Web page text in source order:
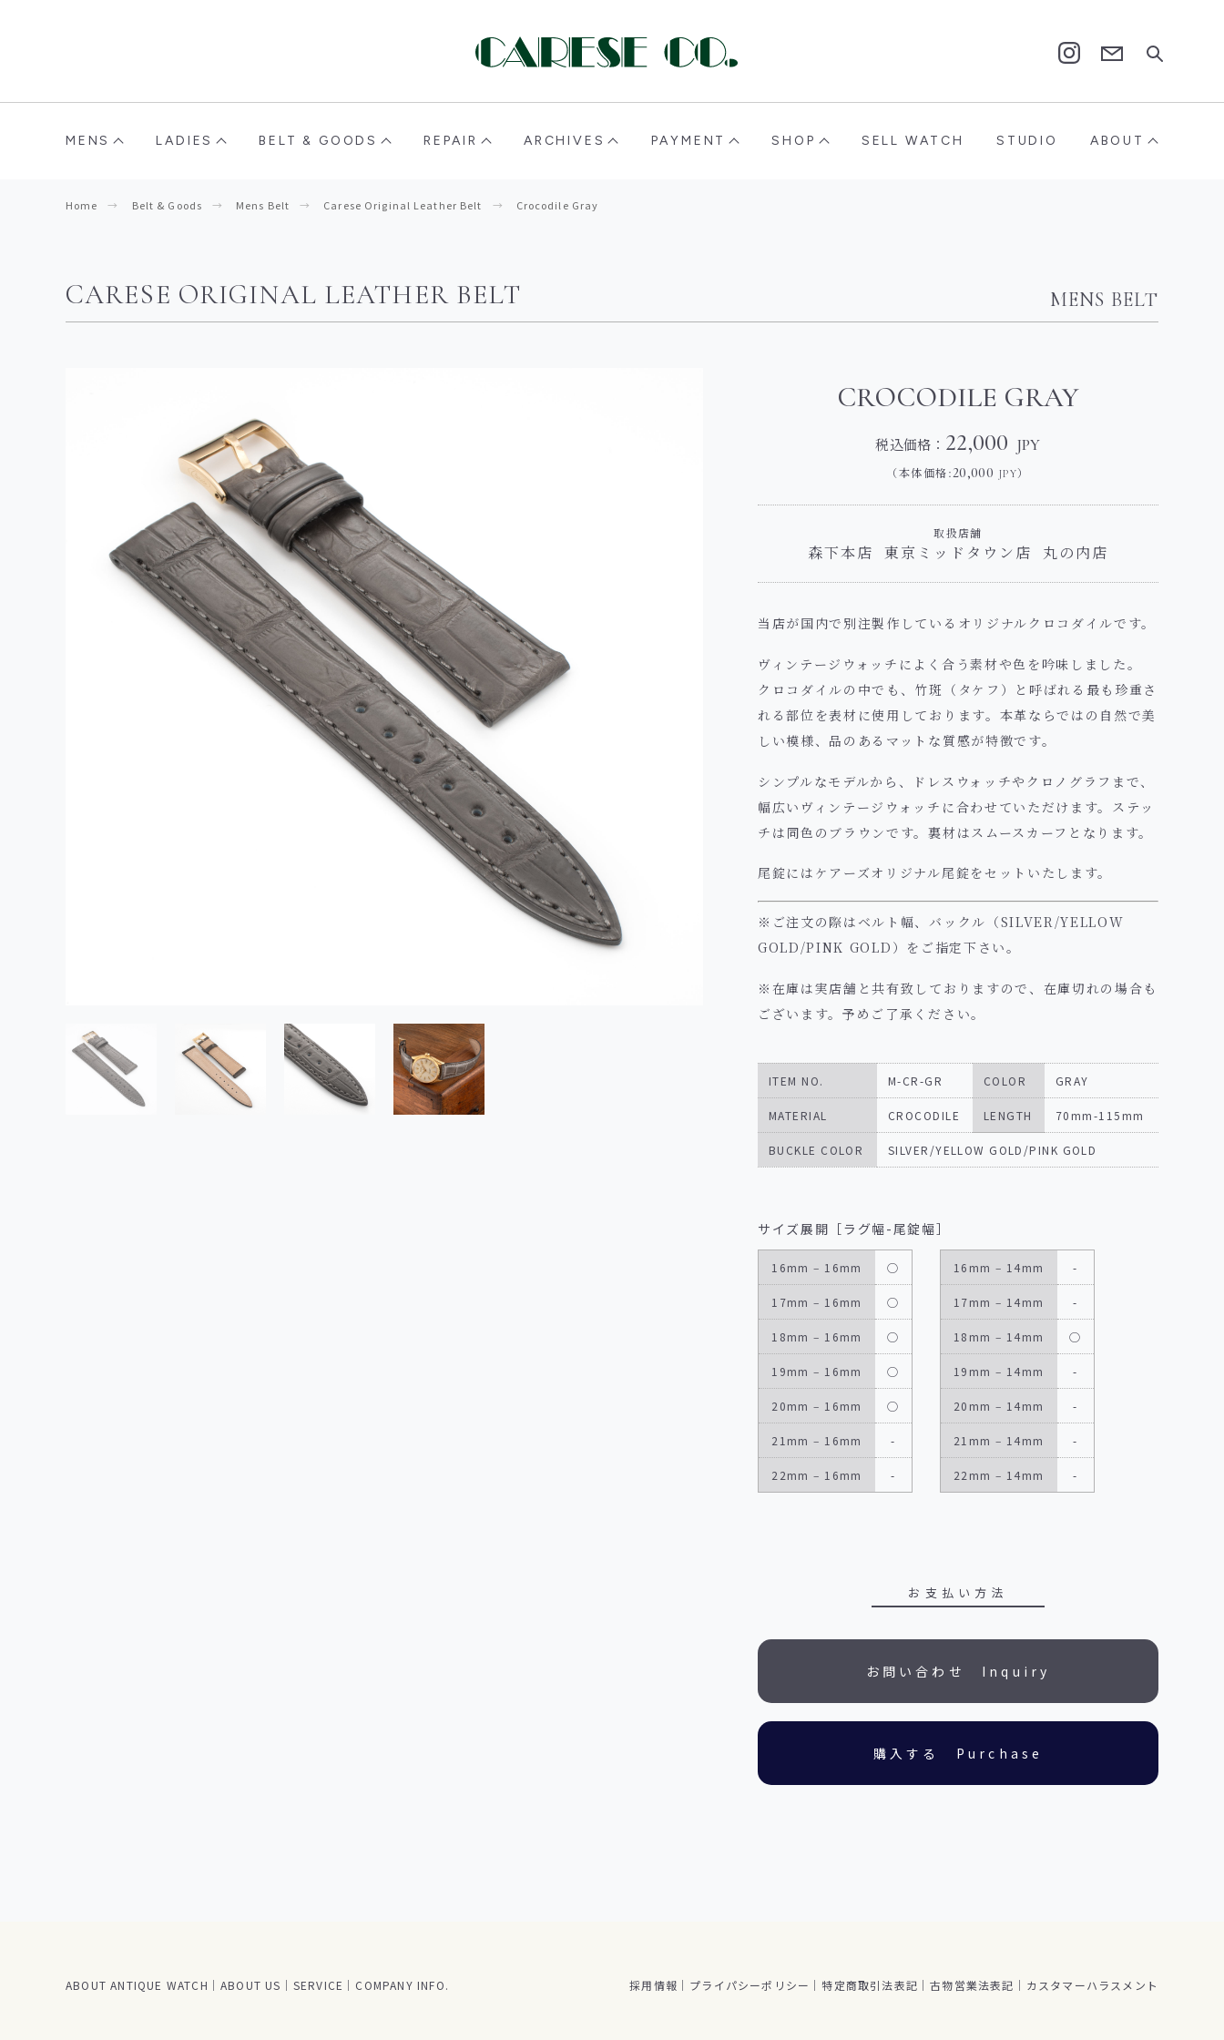
MENS LADIES BELT & GOODS REPAIR ARCHIVES PAYMENT SHOP SELL WATCH STUDIO ABOUT
Home Belt & Goods Mens Belt Carese Original Leather Belt Crocodile Gray
CARESE ORIGINAL LEATHER BELT MENS BELT
CROCODILE GRAY
税込価格： 22,000 JPY
（本体価格:20,000 JPY）
取扱店舗
森下本店 東京ミッドタウン店 丸の内店
当店が国内で別注製作しているオリジナルクロコダイルです。
ヴィンテージウォッチによく合う素材や色を吟味しました。
クロコダイルの中でも、竹斑（タケフ）と呼ばれる最も珍重さ
れる部位を表材に使用しております。本革ならではの自然で美
しい模様、品のあるマットな質感が特徴です。
シンプルなモデルから、ドレスウォッチやクロノグラフまで、
幅広いヴィンテージウォッチに合わせていただけます。ステッ
チは同色のブラウンです。裏材はスムースカーフとなります。
尾錠にはケアーズオリジナル尾錠をセットいたします。
※ご注文の際はベルト幅、バックル（SILVER/YELLOW
GOLD/PINK GOLD）をご指定下さい。
※在庫は実店舗と共有致しておりますので、在庫切れの場合も
ございます。予めご了承ください。
ITEM NO. M-CR-GR COLOR GRAY
MATERIAL CROCODILE LENGTH 70mm-115mm
BUCKLE COLOR SILVER/YELLOW GOLD/PINK GOLD
サイズ展開［ラグ幅-尾錠幅］
16mm ‒ 16mm ◯
17mm ‒ 16mm ◯
18mm ‒ 16mm ◯
19mm ‒ 16mm ◯
20mm ‒ 16mm ◯
21mm ‒ 16mm -
22mm ‒ 16mm -
16mm ‒ 14mm -
17mm ‒ 14mm -
18mm ‒ 14mm ◯
19mm ‒ 14mm -
20mm ‒ 14mm -
21mm ‒ 14mm -
22mm ‒ 14mm -
お支払い方法
ABOUT ANTIQUE WATCH ABOUT US SERVICE COMPANY INFO. 採用情報 プライパシーポリシー 特定商取引法表記 古物営業法表記 カスタマーハラスメント